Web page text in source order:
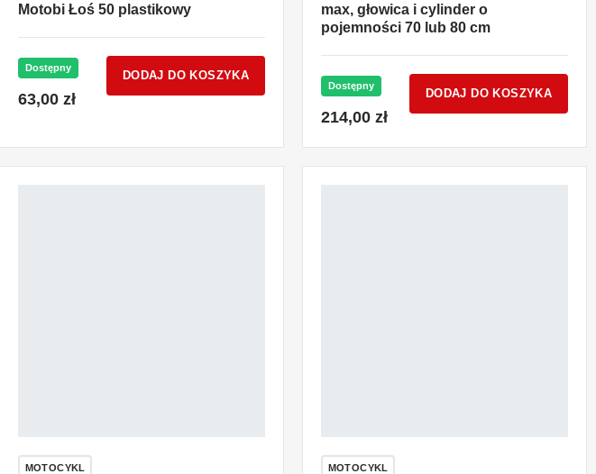
Motobi Łoś 50 plastikowy
Dostępny
63,00 zł
DODAJ DO KOSZYKA
max, głowica i cylinder o
pojemności 70 lub 80 cm
Dostępny
214,00 zł
DODAJ DO KOSZYKA
MOTOCYKL MOTOCYKL